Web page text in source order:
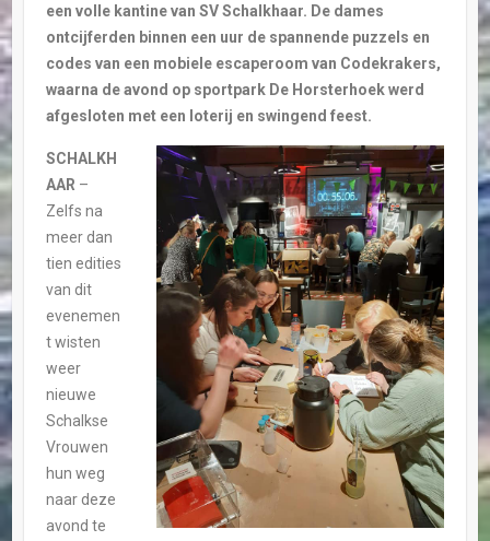
een volle kantine van SVSchalkhaar. De dames
ontcijferden binnen een uur de spannende puzzels en
codes van een mobiele escaperoom van Codekrakers,
waarna de avond op sportpark De Horsterhoek werd
afgesloten met een loterij en swingend feest.
SCHALKH
AAR –
Zelfs na
meer dan
tien edities
van dit
evenemen
t wisten
weer
nieuwe
Schalkse
Vrouwen
hun weg
naar deze
avond te